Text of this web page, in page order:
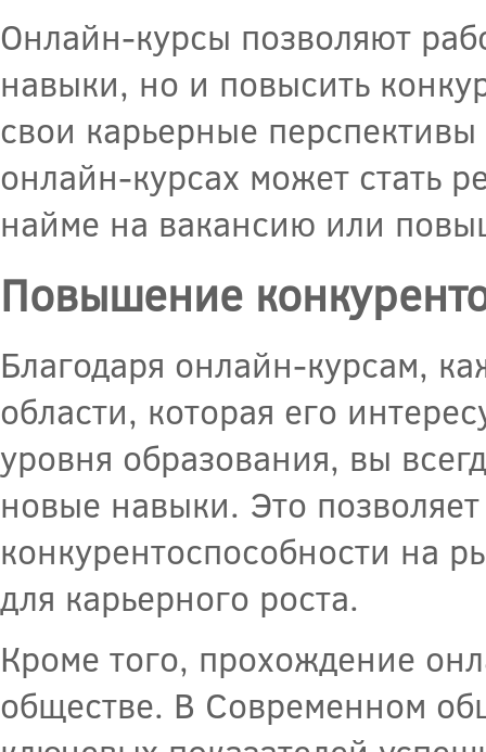
Онлайн-курсы позволяют
навыки, но и повысить
свои карьерные
онлайн-курсах может стать
найме на вакансию или
Повышение
Благодаря онлайн-курсам,
области, которая его
уровня образования, вы
новые навыки. Это
конкурентоспособности на
для карьерного роста.
Кроме того, прохождение
обществе. В Современном